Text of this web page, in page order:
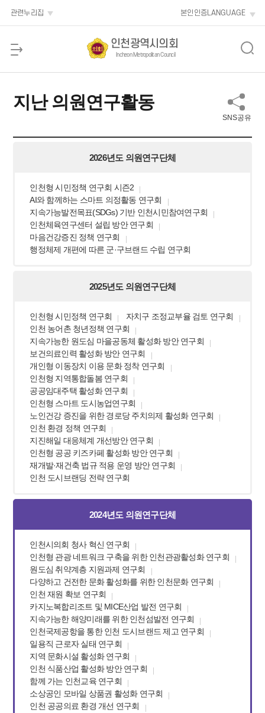
관련누리집 본인인증LANGUAGE
인천광역시의회
Incheon Metropolitan Council
지난 의원연구활동
SNS공유
2026년도 의원연구단체
인천형 시민정책 연구회 시즌2
AI와 함께하는 스마트 의정활동 연구회
지속가능발전목표(SDGs) 기반 인천시민참여연구회
인천체육연구센터 설립 방안 연구회
마음건강증진 정책 연구회
행정체제 개편에 따른 군·구브랜드 수립 연구회
2025년도 의원연구단체
인천형 시민정책 연구회
자치구 조정교부율 검토 연구회
인천 농어촌 청년정책 연구회
지속가능한 원도심 마을공동체 활성화 방안 연구회
보건의료인력 활성화 방안 연구회
개인형 이동장치 이용 문화 정착 연구회
인천형 지역통합돌봄 연구회
공공임대주택 활성화 연구회
인천형 스마트 도시농업연구회
노인건강 증진을 위한 경로당 주치의제 활성화 연구회
인천 환경 정책 연구회
지진해일 대응체계 개선방안 연구회
인천형 공공 키즈카페 활성화 방안 연구회
재개발·재건축 법규 적용 운영 방안 연구회
인천 도시브랜딩 전략 연구회
2024년도 의원연구단체
인천시의회 청사 혁신 연구회
인천형 관광 네트워크 구축을 위한 인천관광활성화 연구회
원도심 취약계층 지원과제 연구회
다양하고 건전한 문화 활성화를 위한 인천문화 연구회
인천 재원 확보 연구회
카지노복합리조트 및 MICE산업 발전 연구회
지속가능한 해양미래를 위한 인천섬발전 연구회
인천국제공항을 통한 인천 도시브랜드 제고 연구회
일용직 근로자 실태 연구회
지역 문화시설 활성화 연구회
인천 식품산업 활성화 방안 연구회
함께 가는 인천교육 연구회
소상공인 모바일 상품권 활성화 연구회
인천 공공의료 환경 개선 연구회